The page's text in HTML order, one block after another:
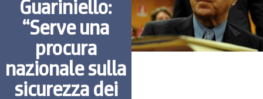
Guariniello:
“Serve una
procura
nazionale sulla
sicurezza dei